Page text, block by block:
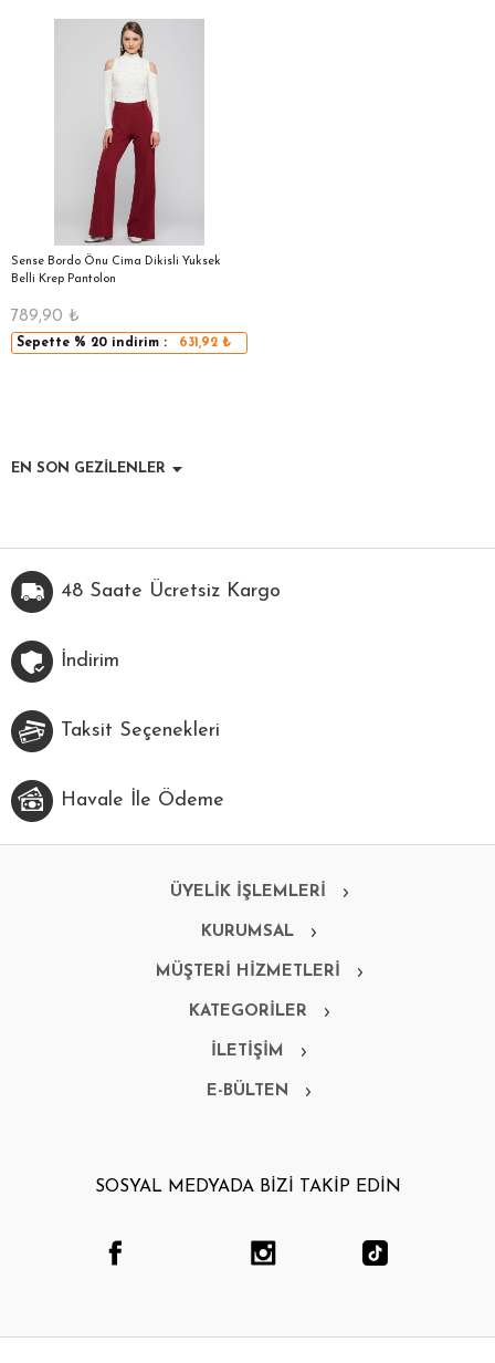
Sense Bordo Önu Cima Dikisli Yuksek
Belli Krep Pantolon
789,90 ₺
Sepette % 20 indirim : 631,92₺
EN SON GEZİLENLER
48 Saate Ücretsiz Kargo
İndirim
Taksit Seçenekleri
Havale İle Ödeme
ÜYELİK İŞLEMLERİ
KURUMSAL
MÜŞTERİ HİZMETLERİ
KATEGORİLER
İLETİŞİM
E-BÜLTEN
SOSYAL MEDYADA BİZİ TAKİP EDİN